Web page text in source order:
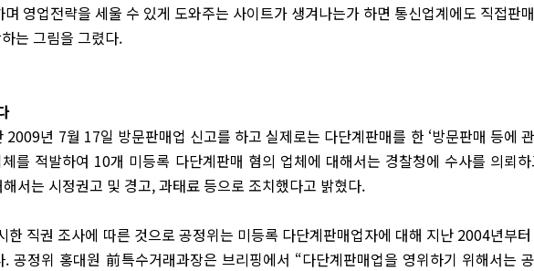
영업전략을 세울 수 있게 도와주는 사이트가 생겨나는가 하면 통신업계에도 직접판
는 그림을 그렸다.
년 7월 17일 방문판매업 신고를 하고 실제로는 다단계판매를 한 ‘방문판매 등에
를 적발하여 10개 미등록 다단계판매 혐의 업체에 대해서는 경찰청에 수사를 의뢰
서는 시정권고 및 경고, 과태료 등으로 조치했다고 밝혔다.
직권 조사에 따른 것으로 공정위는 미등록 다단계판매업자에 대해 지난 2004년부터
공정위 홍대원 前특수거래과장은 브리핑에서 “다단계판매업을 영위하기 위해서는